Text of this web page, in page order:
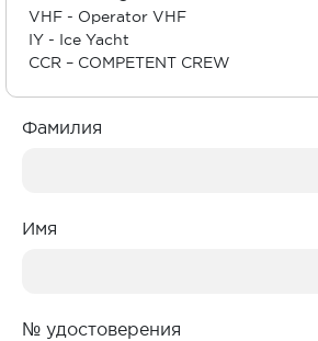
VHF - Operator VHF
IY - Ice Yacht
CCR – COMPETENT CREW
Фамилия
Имя
№ удостоверения